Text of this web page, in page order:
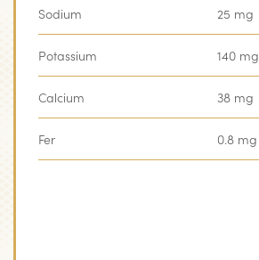
Sodium 25 mg
Potassium 140 mg
Calcium 38 mg
Fer 0.8 mg